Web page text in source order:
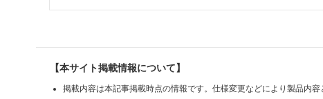
【本サイト掲載情報について】
掲載内容は本記事掲載時点の情報です。仕様変更などにより製品内容